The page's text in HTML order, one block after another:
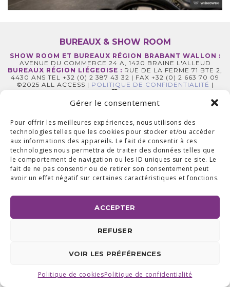
Gérer le consentement
Pour offrir les meilleures expériences, nous utilisons des
technologies telles que les cookies pour stocker et/ou accéder
aux informations des appareils. Le fait de consentir à ces
technologies nous permettra de traiter des données telles que
le comportement de navigation ou les ID uniques sur ce site. Le
fait de ne pas consentir ou de retirer son consentement peut
avoir un effet négatif sur certaines caractéristiques et fonctions.
ACCEPTER
REFUSER
VOIR LES PRÉFÉRENCES
Politique de cookiesPolitique de confidentialité
BUREAUX & SHOW ROOM
SHOW ROOM ET BUREAUX RÉGION BRABANT WALLON :
AVENUE DU COMMERCE 24 A, 1420 BRAINE L'ALLEUD
BUREAUX RÉGION LIÉGEOISE : RUE DE LA FERME 71 BTE 2,
4430 ANS TEL +32 (0) 2 387 43 32 | FAX +32 (0) 2 663 70 09
©2025 ALL ACCESS | POLITIQUE DE CONFIDENTIALITÉ |